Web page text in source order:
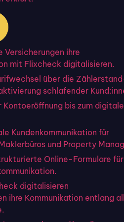
Versicherungen ihre
mit Flixcheck digitalisieren.
über die
schlafender
Kontoeröffnung bis zum
Kundenkommunikation für
und Property
Online-Formulare
digitalisieren
ihre Kommunikation entlang
Es geht meist um
Bewertungen. Dabei ist
indirekte Messzahl von
führt zu
wie der Wahrnehmung dieser
und Loyalität.
den
um die Uhr Kundenservice